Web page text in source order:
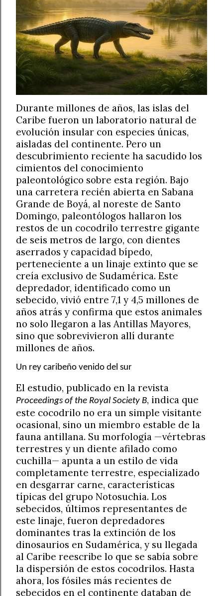
Durante millones de años, las islas del
Caribe fueron un laboratorio natural de
evolución insular con especies únicas,
aisladas del continente. Pero un
descubrimiento reciente ha sacudido los
cimientos del conocimiento
paleontológico sobre esta región. Bajo
una carretera recién abierta en Sabana
Grande de Boyá, al noreste de Santo
Domingo, paleontólogos hallaron los
restos de un cocodrilo terrestre gigante
de seis metros de largo, con dientes
aserrados y capacidad bípedo,
perteneciente a un linaje extinto que se
creía exclusivo de Sudamérica. Este
depredador, identificado como un
sebecido, vivió entre 7,1 y 4,5 millones de
años atrás y confirma que estos animales
no solo llegaron a las Antillas Mayores,
sino que sobrevivieron allí durante
millones de años.
Un rey caribeño venido del sur
El estudio, publicado en la revista
Proceedings of the Royal Society B, indica que
este cocodrilo no era un simple visitante
ocasional, sino un miembro estable de la
fauna antillana. Su morfología —vértebras
terrestres y un diente afilado como
cuchilla— apunta a un estilo de vida
completamente terrestre, especializado
en desgarrar carne, características
típicas del grupo Notosuchia. Los
sebecidos, últimos representantes de
este linaje, fueron depredadores
dominantes tras la extinción de los
dinosaurios en Sudamérica, y su llegada
al Caribe reescribe lo que se sabía sobre
la dispersión de estos cocodrilos. Hasta
ahora, los fósiles más recientes de
sebecidos en el continente databan de